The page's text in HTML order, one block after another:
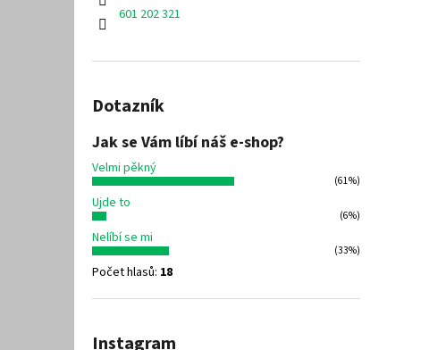
601 202 321
Dotazník
Jak se Vám líbí náš e-shop?
Velmi pěkný
(61%)
Ujde to
(6%)
Nelíbí se mi
(33%)
Počet hlasů: 18
Instagram